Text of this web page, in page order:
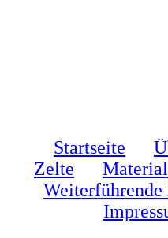
Startseite
Zelte
Material